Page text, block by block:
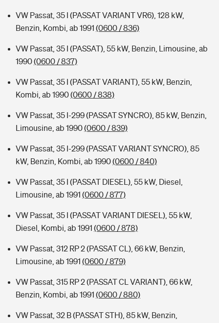
VW Passat, 35 I (PASSAT VARIANT VR6), 128 kW,
Benzin, Kombi, ab 1991 (0600 / 836)
VW Passat, 35 I (PASSAT), 55 kW, Benzin, Limousine, ab
1990(0600 / 837)
VW Passat, 35 I (PASSAT VARIANT), 55 kW, Benzin,
Kombi, ab 1990(0600 / 838)
VW Passat, 35 I-299 (PASSAT SYNCRO), 85 kW, Benzin,
Limousine, ab 1990(0600 / 839)
VW Passat, 35 I-299 (PASSAT VARIANT SYNCRO), 85
kW, Benzin, Kombi, ab 1990(0600 / 840)
VW Passat, 35 I (PASSAT DIESEL), 55 kW, Diesel,
Limousine, ab 1991 (0600 / 877)
VW Passat, 35 I (PASSAT VARIANT DIESEL), 55 kW,
Diesel, Kombi, ab 1991 (0600 / 878)
VW Passat, 312 RP 2 (PASSAT CL), 66 kW, Benzin,
Limousine, ab 1991 (0600 / 879)
VW Passat, 315 RP 2 (PASSAT CL VARIANT), 66 kW,
Benzin, Kombi, ab 1991 (0600 / 880)
VW Passat, 32 B (PASSAT STH), 85 kW, Benzin,